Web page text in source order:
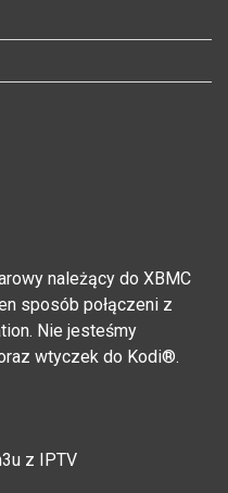
należący do XBMC
sposób połączeni z
Nie jesteśmy
wtyczek do Kodi®.
z IPTV